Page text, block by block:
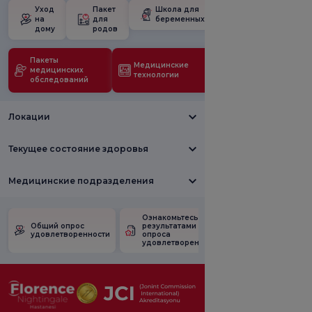
Уход
на
дому
Пакет
для
родов
Школа для
беременных
Пакеты
медицинских
обследований
Медицинские
технологии
Локации
Текущее состояние здоровья
Медицинские подразделения
Общий опрос
удовлетворенности
Ознакомьтесь с
результатами
опроса
удовлетворенности.